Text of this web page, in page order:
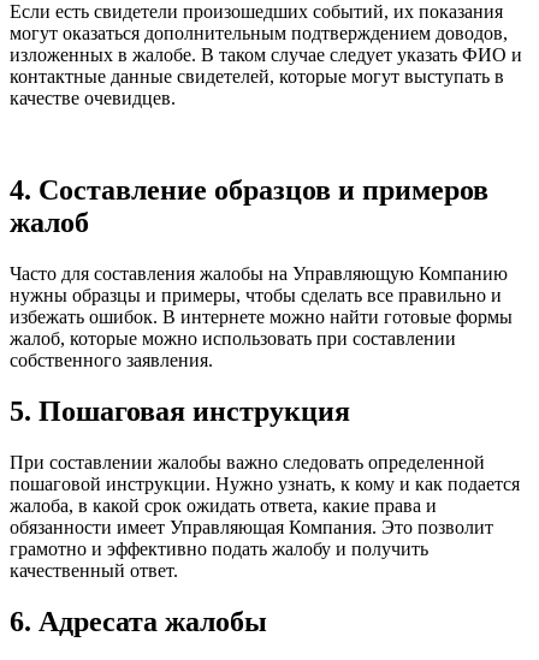
Если есть свидетели произошедших событий, их показания
могут оказаться дополнительным подтверждением доводов,
изложенных в жалобе. В таком случае следует указать ФИО и
контактные данные свидетелей, которые могут выступать в
качестве очевидцев.
4. Составление образцов и примеров
жалоб
Часто для составления жалобы на Управляющую Компанию
нужны образцы и примеры, чтобы сделать все правильно и
избежать ошибок. В интернете можно найти готовые формы
жалоб, которые можно использовать при составлении
собственного заявления.
5. Пошаговая инструкция
При составлении жалобы важно следовать определенной
пошаговой инструкции. Нужно узнать, к кому и как подается
жалоба, в какой срок ожидать ответа, какие права и
обязанности имеет Управляющая Компания. Это позволит
грамотно и эффективно подать жалобу и получить
качественный ответ.
6. Адресата жалобы